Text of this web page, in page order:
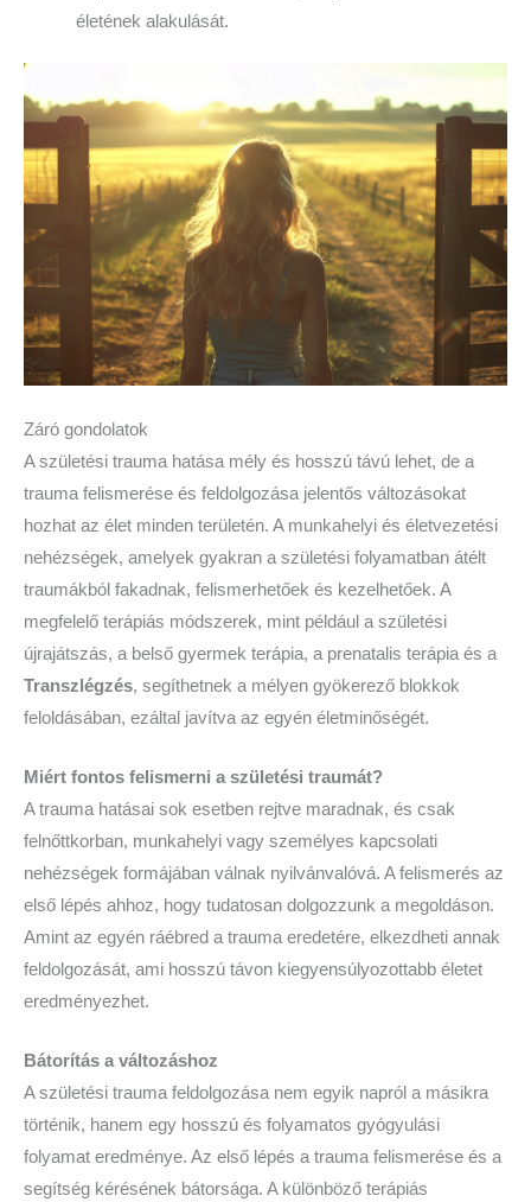
életének alakulását.
Záró gondolatok
A születési trauma hatása mély és hosszú távú lehet, de a
trauma felismerése és feldolgozása jelentős változásokat
hozhat az élet minden területén. A munkahelyi és életvezetési
nehézségek, amelyek gyakran a születési folyamatban átélt
traumákból fakadnak, felismerhetőek és kezelhetőek. A
megfelelő terápiás módszerek, mint például a születési
újrajátszás, a belső gyermek terápia, a prenatalis terápia és a
Transzlégzés, segíthetnek a mélyen gyökerező blokkok
feloldásában, ezáltal javítva az egyén életminőségét.
Miért fontos felismerni a születési traumát?
A trauma hatásai sok esetben rejtve maradnak, és csak
felnőttkorban, munkahelyi vagy személyes kapcsolati
nehézségek formájában válnak nyilvánvalóvá. A felismerés az
első lépés ahhoz, hogy tudatosan dolgozzunk a megoldáson.
Amint az egyén ráébred a trauma eredetére, elkezdheti annak
feldolgozását, ami hosszú távon kiegyensúlyozottabb életet
eredményezhet.
Bátorítás a változáshoz
A születési trauma feldolgozása nem egyik napról a másikra
történik, hanem egy hosszú és folyamatos gyógyulási
folyamat eredménye. Az első lépés a trauma felismerése és a
segítség kérésének bátorsága. A különböző terápiás